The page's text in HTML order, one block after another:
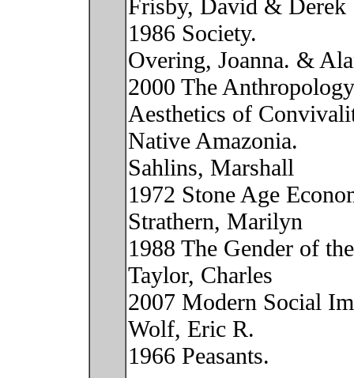
Frisby, David & Derek
1986 Society.
Overing, Joanna. &
2000 The
Aesthetics of
Native Amazonia.
Sahlins, Marshall
1972 Stone Age
Strathern, Marilyn
1988 The Gender of
Taylor, Charles
2007 Modern Social
Wolf, Eric R.
1966 Peasants.